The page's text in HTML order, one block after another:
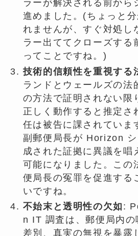
ラーが解決される前から
進めました。(ちょっと
れませんが、すぐ対処し
ラー出ててクローズする
ってことですね。)
技術的信頼性を重視する
ランドとウェールズの法
の方法で証明されない限
正しく動作すると推定さ
任は被告に課されていま
副郵便局長が Horizo​​n
成された証拠に異議を唱
可能になりました。この
便局長の冤罪を促進する
いですね。
不始末と透明性の欠如 :
n IT 調査は、郵便局内
差別、真実の無視を暴露